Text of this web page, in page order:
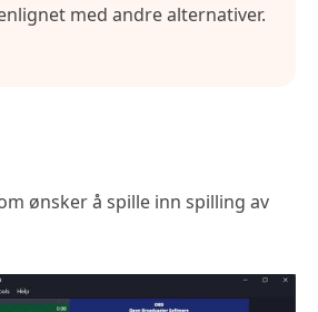
med andre alternativer.
ønsker å spille inn spilling av